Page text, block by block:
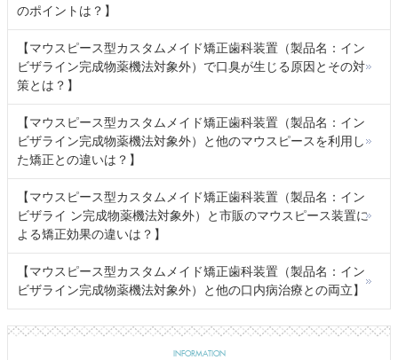
のポイントは？】
【マウスピース型カスタムメイド矯正歯科装置（製品名：イン
ビザライン完成物薬機法対象外）で口臭が生じる原因とその対
策とは？】
【マウスピース型カスタムメイド矯正歯科装置（製品名：イン
ビザライン完成物薬機法対象外）と他のマウスピースを利用し
た矯正との違いは？】
【マウスピース型カスタムメイド矯正歯科装置（製品名：イン
ビザライ ン完成物薬機法対象外）と市販のマウスピース装置に
よる矯正効果の違いは？】
【マウスピース型カスタムメイド矯正歯科装置（製品名：イン
ビザライン完成物薬機法対象外）と他の口内病治療との両立】
INFORMATION